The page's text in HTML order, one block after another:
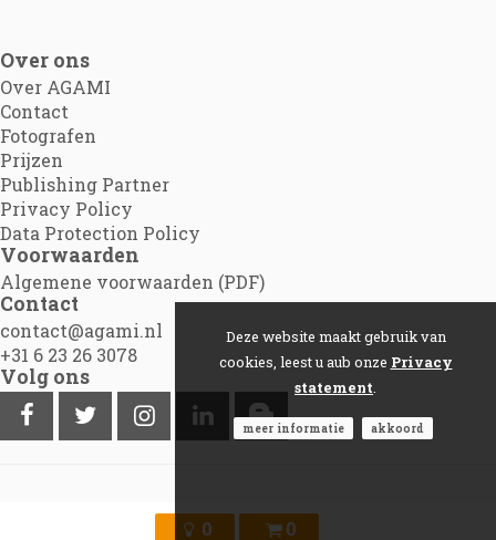
0 0
Over ons
Over AGAMI
Contact
Fotografen
Prijzen
Publishing Partner
Privacy Policy
Data Protection Policy
Voorwaarden
Algemene voorwaarden (PDF)
Contact
contact@agami.nl
+31 6 23 26 3078
Volg ons
Agami.nl|Powered by Picture Pack
Deze website maakt gebruik van
cookies, leest u aub onze Privacy
statement
meer informatie akkoord